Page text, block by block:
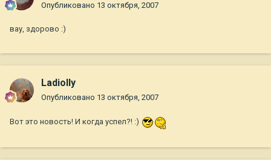
Опубликовано 13 октября, 2007
вау, здорово :)
Ladiolly
Опубликовано 13 октября, 2007
Вот это новость! И когда успел?! :)